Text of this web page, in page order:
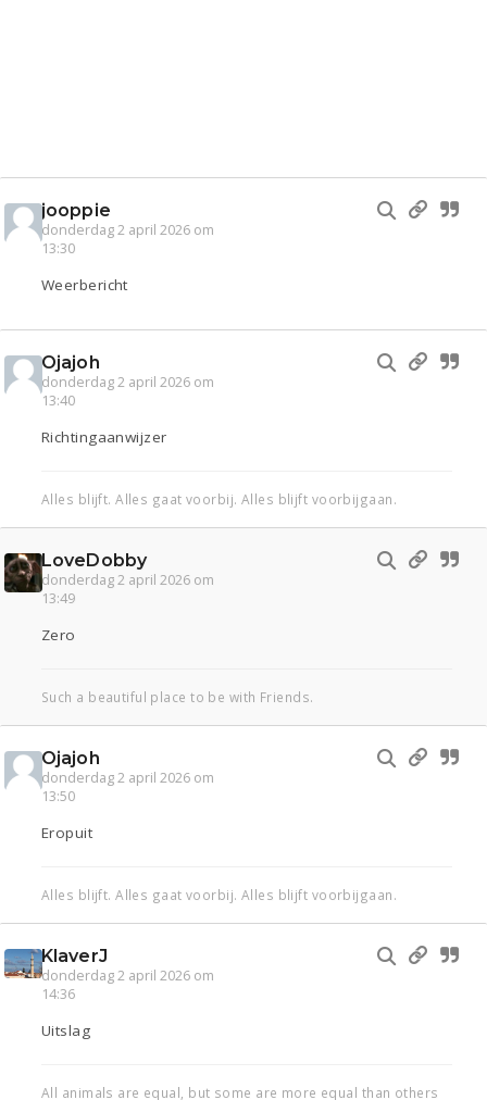
jooppie
donderdag 2 april 2026 om
13:30
Weerbericht
Ojajoh
donderdag 2 april 2026 om
13:40
Richtingaanwijzer
Alles blijft. Alles gaat voorbij. Alles blijft voorbijgaan.
LoveDobby
donderdag 2 april 2026 om
13:49
Zero
Such a beautiful place to be with Friends.
Ojajoh
donderdag 2 april 2026 om
13:50
Eropuit
Alles blijft. Alles gaat voorbij. Alles blijft voorbijgaan.
KlaverJ
donderdag 2 april 2026 om
14:36
Uitslag
All animals are equal, but some are more equal than others